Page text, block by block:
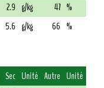
2.9 g/kg 47 %
5.6 g/kg 66 %
Sec Unité Autre Unité